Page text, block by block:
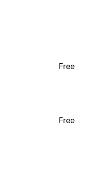
Free
Free